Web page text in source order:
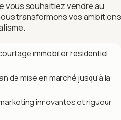
vous souhaitiez vendre au
transformons vos ambitions
immobilier résidentiel
de mise en marché jusqu'à la
innovantes et rigueur